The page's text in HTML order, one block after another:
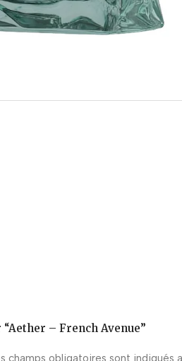
– French Avenue”
champs obligatoires sont indiqués